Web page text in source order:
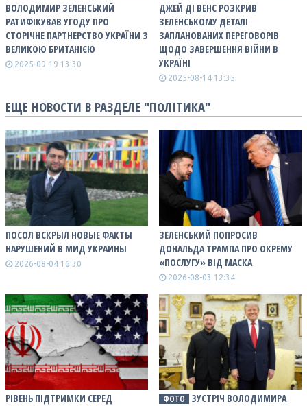
ВОЛОДИМИР ЗЕЛЕНСЬКИЙ
РАТИФІКУВАВ УГОДУ ПРО
СТОРІЧНЕ ПАРТНЕРСТВО УКРАЇНИ З
ВЕЛИКОЮ БРИТАНІЄЮ
2025-09-19 13:30
ДЖЕЙ ДІ ВЕНС РОЗКРИВ
ЗЕЛЕНСЬКОМУ ДЕТАЛІ
ЗАПЛАНОВАНИХ ПЕРЕГОВОРІВ
ЩОДО ЗАВЕРШЕННЯ ВІЙНИ В
УКРАЇНІ
2025-08-14 13:35
ЕЩЕ НОВОСТИ В РАЗДЕЛЕ "ПОЛІТИКА"
ПОСОЛ ВСКРЫЛ НОВЫЕ ФАКТЫ
НАРУШЕНИЙ В МИД УКРАИНЫ
2026-08-04 16:30
ЗЕЛЕНСЬКИЙ ПОПРОСИВ
ДОНАЛЬДА ТРАМПА ПРО ОКРЕМУ
«ПОСЛУГУ» ВІД МАСКА
2026-08-03 12:34
РІВЕНЬ ПІДТРИМКИ СЕРЕД
ФОТО
ЗУСТРІЧ ВОЛОДИМИРА